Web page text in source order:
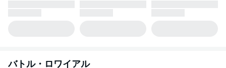
バトル・ロワイアル